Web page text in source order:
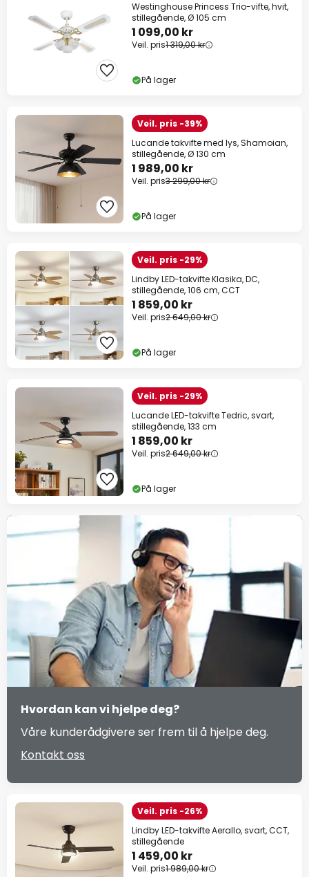
Westinghouse Princess Trio-vifte, hvit,
stillegående, Ø 105 cm
1 099,00 kr
Veil. pris1 319,00 kr
På lager
Veil. pris -39%
Lucande takvifte med lys, Shamoian,
stillegående, Ø 130 cm
1 989,00 kr
Veil. pris3 299,00 kr
På lager
Veil. pris -29%
Lindby LED-takvifte Klasika, DC,
stillegående, 106 cm, CCT
1 859,00 kr
Veil. pris2 649,00 kr
På lager
Veil. pris -29%
Lucande LED-takvifte Tedric, svart,
stillegående, 133 cm
1 859,00 kr
Veil. pris2 649,00 kr
På lager
Hvordan kan vi hjelpe deg?
Våre kunderådgivere ser frem til å hjelpe deg.
Kontakt oss
Veil. pris -26%
Lindby LED-takvifte Aerallo, svart, CCT,
stillegående
1 459,00 kr
Veil. pris1 989,00 kr